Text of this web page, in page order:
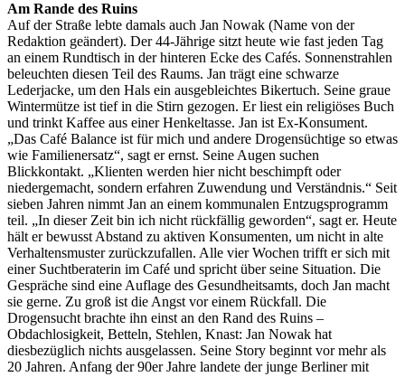
Am Rande des Ruins
Auf der Straße lebte damals auch Jan Nowak (Name von der
Redaktion geändert). Der 44-Jährige sitzt heute wie fast jeden Tag
an einem Rundtisch in der hinteren Ecke des Cafés. Sonnenstrahlen
beleuchten diesen Teil des Raums. Jan trägt eine schwarze
Lederjacke, um den Hals ein ausgebleichtes Bikertuch. Seine graue
Wintermütze ist tief in die Stirn gezogen. Er liest ein religiöses Buch
und trinkt Kaffee aus einer Henkeltasse. Jan ist Ex-Konsument.
„Das Café Balance ist für mich und andere Drogensüchtige so etwas
wie Familienersatz“, sagt er ernst. Seine Augen suchen
Blickkontakt. „Klienten werden hier nicht beschimpft oder
niedergemacht, sondern erfahren Zuwendung und Verständnis.“ Seit
sieben Jahren nimmt Jan an einem kommunalen Entzugsprogramm
teil. „In dieser Zeit bin ich nicht rückfällig geworden“, sagt er. Heute
hält er bewusst Abstand zu aktiven Konsumenten, um nicht in alte
Verhaltensmuster zurückzufallen. Alle vier Wochen trifft er sich mit
einer Suchtberaterin im Café und spricht über seine Situation. Die
Gespräche sind eine Auflage des Gesundheitsamts, doch Jan macht
sie gerne. Zu groß ist die Angst vor einem Rückfall. Die
Drogensucht brachte ihn einst an den Rand des Ruins –
Obdachlosigkeit, Betteln, Stehlen, Knast: Jan Nowak hat
diesbezüglich nichts ausgelassen. Seine Story beginnt vor mehr als
20 Jahren. Anfang der 90er Jahre landete der junge Berliner mit